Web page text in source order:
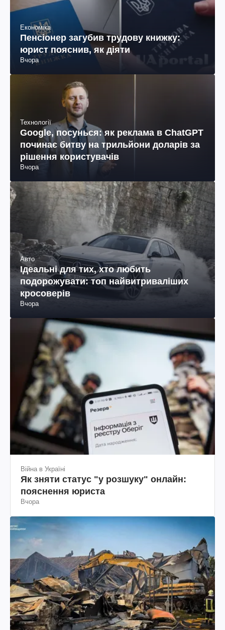
Економіка
Пенсіонер загубив трудову книжку:
юрист пояснив, як діяти
Вчора
Технології
Google, посунься: як реклама в ChatGPT
починає битву на трильйони доларів за
рішення користувачів
Вчора
Авто
Ідеальні для тих, хто любить
подорожувати: топ найвитриваліших
кросоверів
Вчора
Війна в Україні
Як зняти статус "у розшуку" онлайн:
пояснення юриста
Вчора